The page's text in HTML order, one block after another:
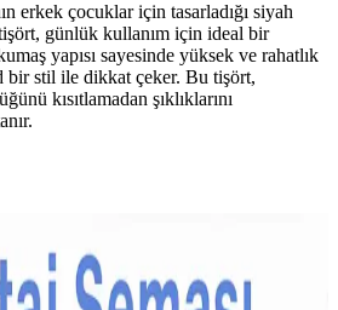
erkek çocuklar için tasarladığı siyah
günlük kullanım için ideal bir
yapısı sayesinde yüksek ve rahatlık
bir stil ile dikkat çeker. Bu tişört,
kısıtlamadan şıklıklarını
ve Çeşitli Atıştırmalık Tepsileri